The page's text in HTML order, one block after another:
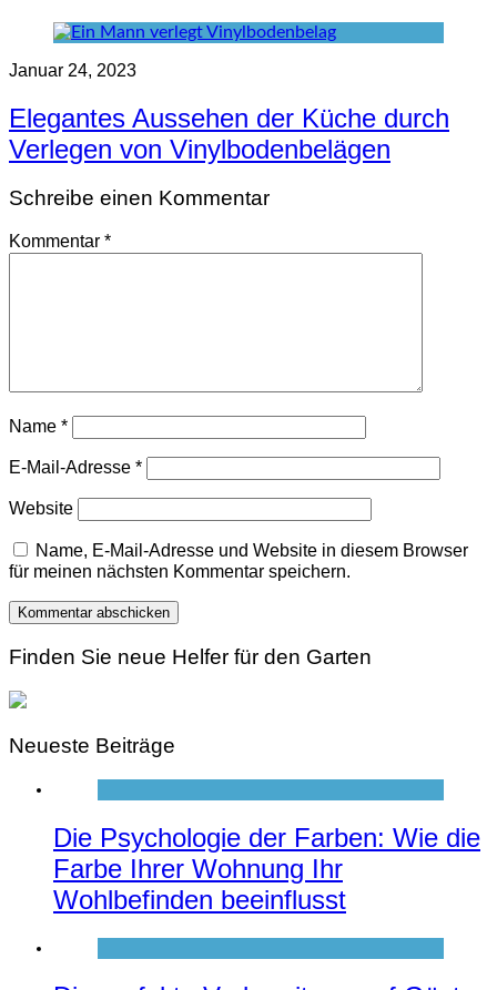
Januar 24, 2023
Elegantes Aussehen der Küche durch
Verlegen von Vinylbodenbelägen
Schreibe einen Kommentar
Kommentar *
Name *
E-Mail-Adresse *
Website
Name, E-Mail-Adresse und Website in diesem Browser
für meinen nächsten Kommentar speichern.
Finden Sie neue Helfer für den Garten
Neueste Beiträge
Die Psychologie der Farben: Wie die
Farbe Ihrer Wohnung Ihr
Wohlbefinden beeinflusst